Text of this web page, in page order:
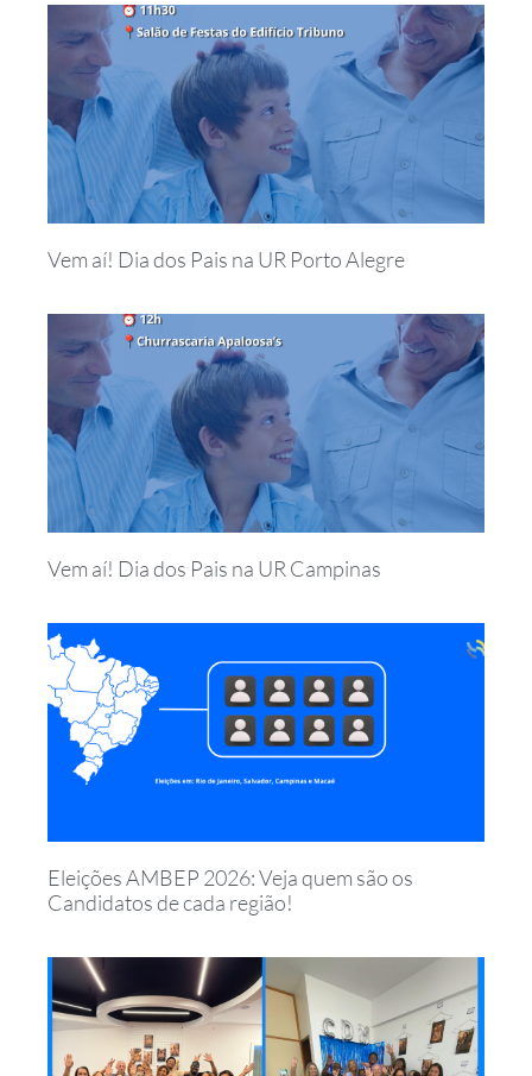
Vem aí! Dia dos Pais na UR Porto Alegre
Vem aí! Dia dos Pais na UR Campinas
Eleições AMBEP 2026: Veja quem são os
Candidatos de cada região!